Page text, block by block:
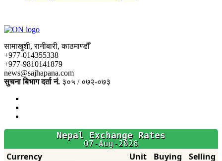
सामाखुशी, रानीबारी, काठमाण्डौँ
+977-014355338
+977-9810141879
news@sajhapana.com
सुचना बिभाग दर्ता नं. ३०५ / ०७२-०७३